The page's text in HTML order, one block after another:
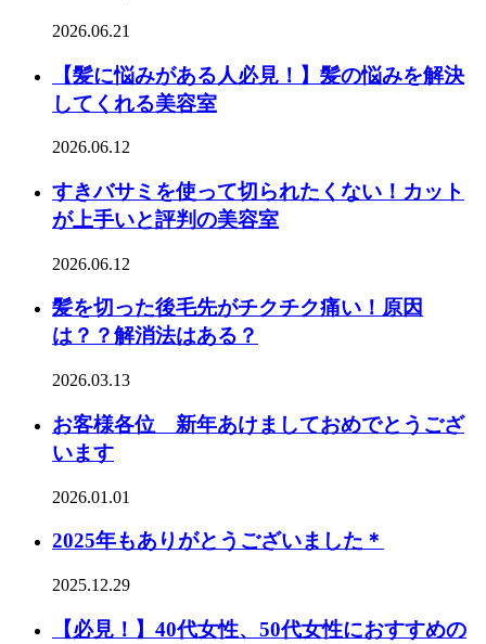
2026.06.21
【髪に悩みがある人必見！】髪の悩みを解決
してくれる美容室
2026.06.12
すきバサミを使って切られたくない！カット
が上手いと評判の美容室
2026.06.12
髪を切った後毛先がチクチク痛い！原因
は？？解消法はある？
2026.03.13
お客様各位 新年あけましておめでとうござ
います
2026.01.01
2025年もありがとうございました＊
2025.12.29
【必見！】40代女性、50代女性におすすめの